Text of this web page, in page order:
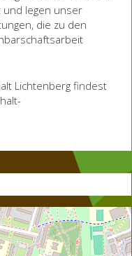
und legen unser
die zu den
Lichtenberg findest